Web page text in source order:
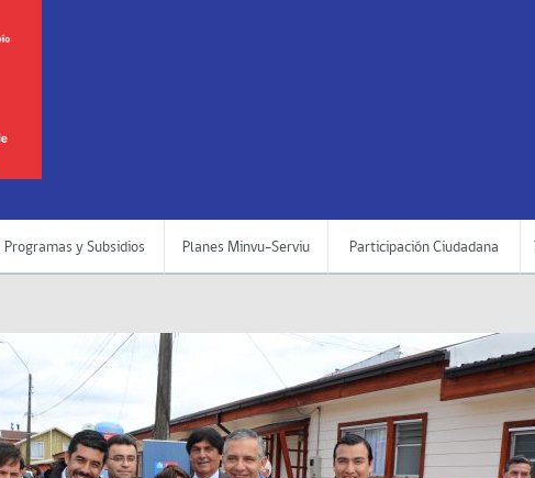
Programas y Subsidios Planes Minvu-Serviu Participación Ciudadana